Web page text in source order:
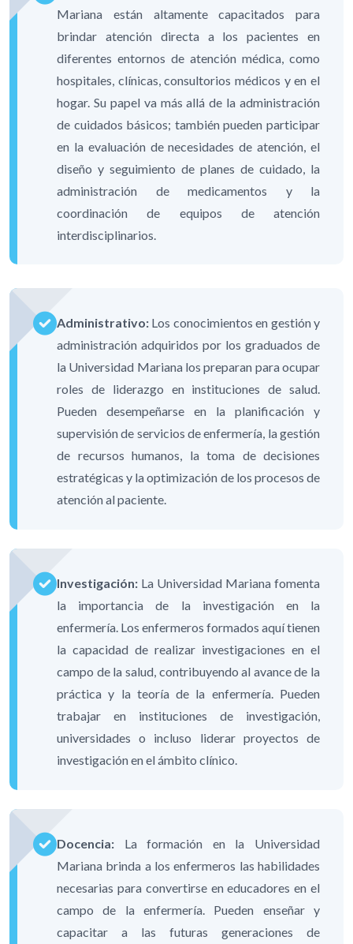
Mariana están altamente capacitados para
brindar atención directa a los pacientes en
diferentes entornos de atención médica, como
hospitales, clínicas, consultorios médicos y en el
hogar. Su papel va más allá de la administración
de cuidados básicos; también pueden participar
en la evaluación de necesidades de atención, el
diseño y seguimiento de planes de cuidado, la
administración de medicamentos y la
coordinación de equipos de atención
interdisciplinarios.
Administrativo: Los conocimientos en gestión y
administración adquiridos por los graduados de
la Universidad Mariana los preparan para ocupar
roles de liderazgo en instituciones de salud.
Pueden desempeñarse en la planificación y
supervisión de servicios de enfermería, la gestión
de recursos humanos, la toma de decisiones
estratégicas y la optimización de los procesos de
atención al paciente.
Investigación: La Universidad Mariana fomenta
la importancia de la investigación en la
enfermería. Los enfermeros formados aquí tienen
la capacidad de realizar investigaciones en el
campo de la salud, contribuyendo al avance de la
práctica y la teoría de la enfermería. Pueden
trabajar en instituciones de investigación,
universidades o incluso liderar proyectos de
investigación en el ámbito clínico.
Docencia: La formación en la Universidad
Mariana brinda a los enfermeros las habilidades
necesarias para convertirse en educadores en el
campo de la enfermería. Pueden enseñar y
capacitar a las futuras generaciones de